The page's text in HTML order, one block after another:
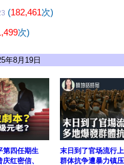
(182,461次)
次)
年8月19日
第四任期生
红密信、
末日到了官场流行
群体抗争遭暴力镇